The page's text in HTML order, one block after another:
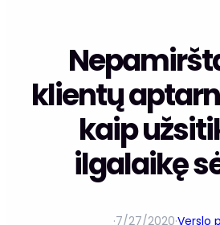
klientų
kaip
ilgalaikę
·7/27/2020·Verslo